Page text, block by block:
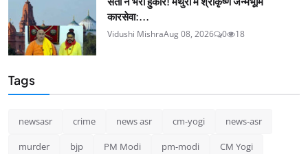
कारसेवा:...
Vidushi MishraAug 08, 2026 0 18
Tags
newsasr crime news asr cm-yogi news-asr
murder bjp PM Modi pm-modi CM Yogi